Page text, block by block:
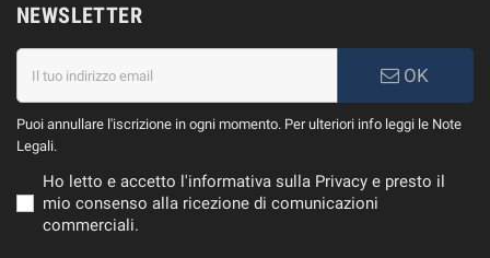
NEWSLETTER
OK
Puoi annullare l'iscrizione in ogni momento. Per ulteriori info leggi le Note
Legali.
Ho letto e accetto l'informativa sulla Privacy e presto il
mio consenso alla ricezione di comunicazioni
commerciali.